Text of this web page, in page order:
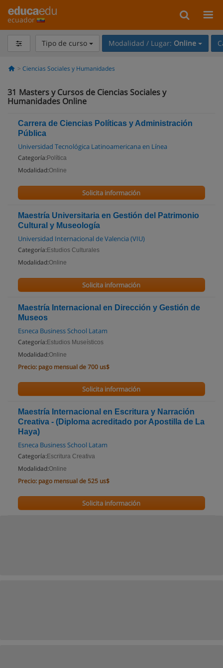
ecuador
Tipo de curso Modalidad / Lugar: Online
Ciencias Sociales y Humanidades
31 Masters y Cursos de Ciencias Sociales y
Humanidades Online
Carrera de Ciencias Políticas y Administración
Pública
Universidad Tecnológica Latinoamericana en Línea
Categoría: Política
Modalidad:Online
Solicita información
Maestría Universitaria en Gestión del Patrimonio
Cultural y Museología
Universidad Internacional de Valencia (VIU)
Categoría: Estudios Culturales
Modalidad:Online
Solicita información
Maestría Internacional en Dirección y Gestión de
Museos
Esneca Business School Latam
Categoría: Estudios Museísticos
Modalidad:Online
Precio: pago mensual de 700 us$
Solicita información
Maestría Internacional en Escritura y Narración
Creativa - (Diploma acreditado por Apostilla de La
Haya)
Esneca Business School Latam
Categoría: Escritura Creativa
Modalidad:Online
Precio: pago mensual de 525 us$
Solicita información